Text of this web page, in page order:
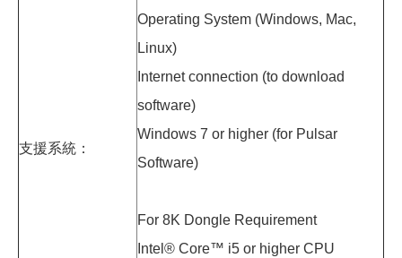
支援系統：
Operating System (Windows, Mac,
Linux)
Internet connection (to download
software)
Windows 7 or higher (for Pulsar
Software)
For 8K Dongle Requirement
Intel® Core™ i5 or higher CPU